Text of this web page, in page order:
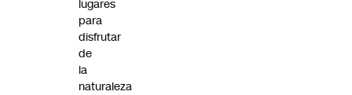
lugares
para
disfrutar
de
la
naturaleza